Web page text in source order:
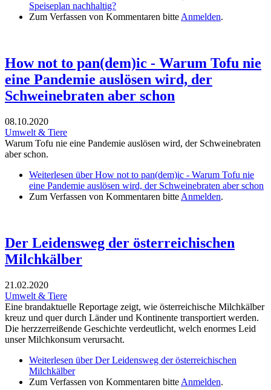
Speiseplan nachhaltig?
Zum Verfassen von Kommentaren bitte Anmelden.
How not to pan(dem)ic - Warum Tofu nie
eine Pandemie auslösen wird, der
Schweinebraten aber schon
08.10.2020
Umwelt & Tiere
Warum Tofu nie eine Pandemie auslösen wird, der Schweinebraten
aber schon.
Weiterlesen über How not to pan(dem)ic - Warum Tofu nie
eine Pandemie auslösen wird, der Schweinebraten aber schon
Zum Verfassen von Kommentaren bitte Anmelden.
Der Leidensweg der österreichischen
Milchkälber
21.02.2020
Umwelt & Tiere
Eine brandaktuelle Reportage zeigt, wie österreichische Milchkälber
kreuz und quer durch Länder und Kontinente transportiert werden.
Die herzzerreißende Geschichte verdeutlicht, welch enormes Leid
unser Milchkonsum verursacht.
Weiterlesen über Der Leidensweg der österreichischen
Milchkälber
Zum Verfassen von Kommentaren bitte Anmelden.